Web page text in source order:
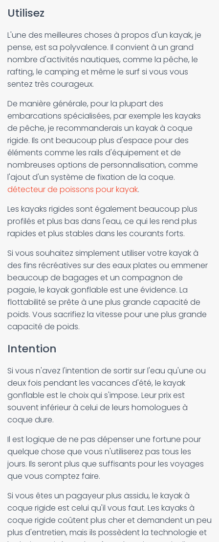
Utilisez
L'une des meilleures choses à propos d'un kayak, je
pense, est sa polyvalence. Il convient à un grand
nombre d'activités nautiques, comme la pêche, le
rafting, le camping et même le surf si vous vous
sentez très courageux.
De manière générale, pour la plupart des
embarcations spécialisées, par exemple les kayaks
de pêche, je recommanderais un kayak à coque
rigide. Ils ont beaucoup plus d'espace pour des
éléments comme les rails d'équipement et de
nombreuses options de personnalisation, comme
l'ajout d'un système de fixation de la coque.
détecteur de poissons pour kayak.
Les kayaks rigides sont également beaucoup plus
profilés et plus bas dans l'eau, ce qui les rend plus
rapides et plus stables dans les courants forts.
Si vous souhaitez simplement utiliser votre kayak à
des fins récréatives sur des eaux plates ou emmener
beaucoup de bagages et un compagnon de
pagaie, le kayak gonflable est une évidence. La
flottabilité se prête à une plus grande capacité de
poids. Vous sacrifiez la vitesse pour une plus grande
capacité de poids.
Intention
Si vous n'avez l'intention de sortir sur l'eau qu'une ou
deux fois pendant les vacances d'été, le kayak
gonflable est le choix qui s'impose. Leur prix est
souvent inférieur à celui de leurs homologues à
coque dure.
Il est logique de ne pas dépenser une fortune pour
quelque chose que vous n'utiliserez pas tous les
jours. Ils seront plus que suffisants pour les voyages
que vous comptez faire.
Si vous êtes un pagayeur plus assidu, le kayak à
coque rigide est celui qu'il vous faut. Les kayaks à
coque rigide coûtent plus cher et demandent un peu
plus d'entretien, mais ils possèdent la technologie et